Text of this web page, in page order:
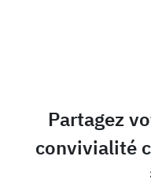
Partagez
convivialité